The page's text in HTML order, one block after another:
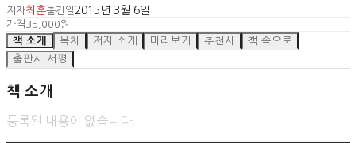
저자최훈출간일 2015년 3월 6일
가격35,000원
책 소개
목차 저자 소개 미리보기 추천사
책 속으로
출판사 서평
책 소개
등록된 내용이 없습니다.